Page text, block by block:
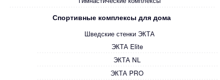
Спортивные комплексы для дома
Шведские стенки ЭКТА
ЭКТА Elite
ЭКТА NL
ЭКТА PRO